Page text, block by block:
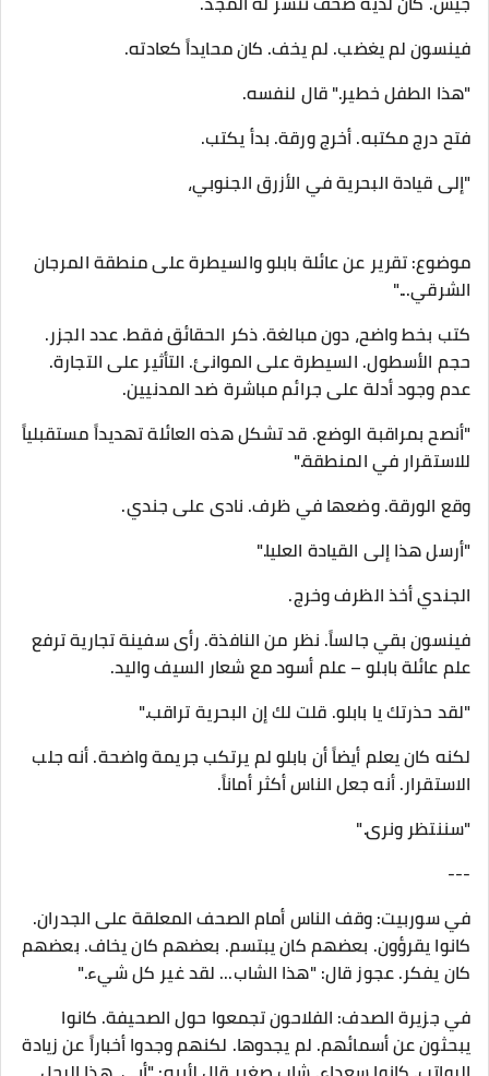
فينسون لم يغضب. لم يخف. كان محايداً كعادته.
"هذا الطفل خطير." قال لنفسه.
فتح درج مكتبه. أخرج ورقة. بدأ يكتب.
"إلى قيادة البحرية في الأزرق الجنوبي،
موضوع: تقرير عن عائلة بابلو والسيطرة على منطقة المرجان
الشرقي..."
كتب بخط واضح، دون مبالغة. ذكر الحقائق فقط. عدد الجزر.
حجم الأسطول. السيطرة على الموانئ. التأثير على التجارة.
عدم وجود أدلة على جرائم مباشرة ضد المدنيين.
"أنصح بمراقبة الوضع. قد تشكل هذه العائلة تهديداً مستقبلياً
للاستقرار في المنطقة."
وقع الورقة. وضعها في ظرف. نادى على جندي.
"أرسل هذا إلى القيادة العليا."
الجندي أخذ الظرف وخرج.
فينسون بقي جالساً. نظر من النافذة. رأى سفينة تجارية ترفع
علم عائلة بابلو – علم أسود مع شعار السيف واليد.
"لقد حذرتك يا بابلو. قلت لك إن البحرية تراقب."
لكنه كان يعلم أيضاً أن بابلو لم يرتكب جريمة واضحة. أنه جلب
الاستقرار. أنه جعل الناس أكثر أماناً.
"سننتظر ونرى."
---
في سوربيت: وقف الناس أمام الصحف المعلقة على الجدران.
كانوا يقرؤون. بعضهم كان يبتسم. بعضهم كان يخاف. بعضهم
كان يفكر. عجوز قال: "هذا الشاب... لقد غير كل شيء."
في جزيرة الصدف: الفلاحون تجمعوا حول الصحيفة. كانوا
يبحثون عن أسمائهم. لم يجدوها. لكنهم وجدوا أخباراً عن زيادة